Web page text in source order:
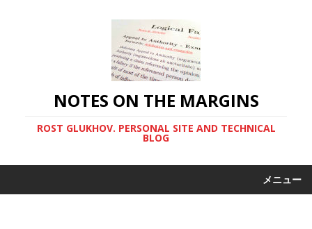
NOTES ON THE MARGINS
ROST GLUKHOV. PERSONAL SITE AND TECHNICAL
BLOG
メニュー